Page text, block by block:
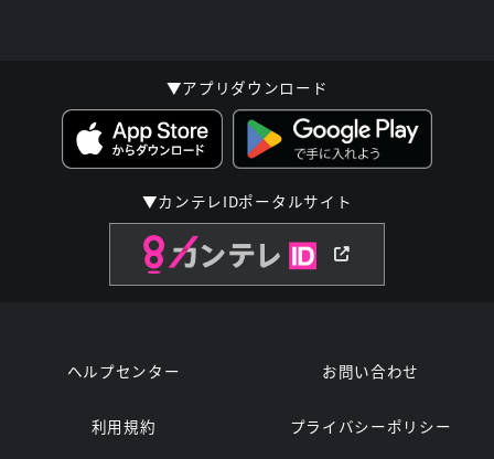
▼アプリダウンロード
▼カンテレIDポータルサイト
ヘルプセンター お問い合わせ
利用規約 プライバシーポリシー